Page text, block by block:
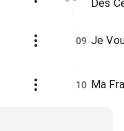
Des
09 Je
10 Ma